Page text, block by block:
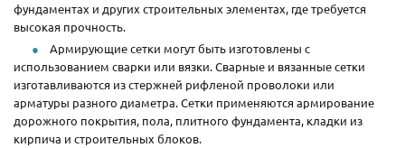
фундаментах и других строительных элементах, где требуется
высокая прочность.
Армирующие сетки могут быть изготовлены с
использованием сварки или вязки. Сварные и вязанные сетки
изготавливаются из стержней рифленой проволоки или
арматуры разного диаметра. Сетки применяются армирование
дорожного покрытия, пола, плитного фундамента, кладки из
кирпича и строительных блоков.